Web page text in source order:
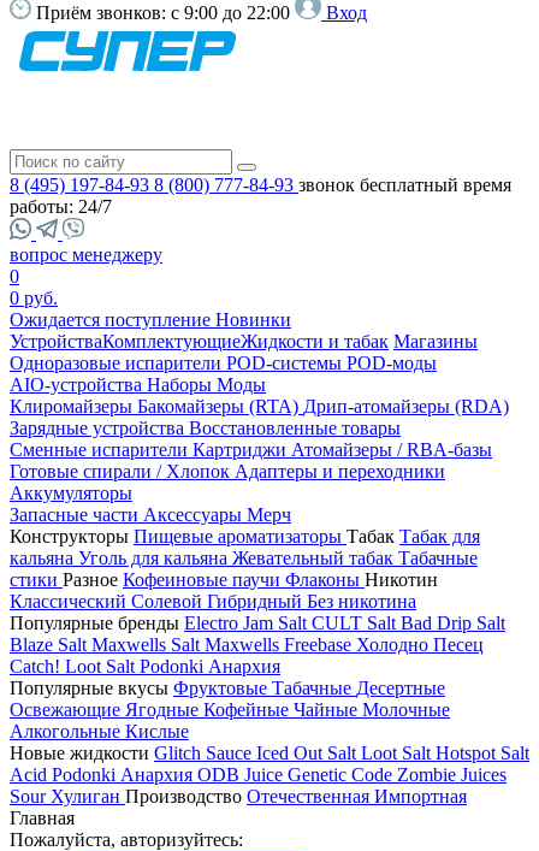
Приём звонков: с 9:00 до 22:00 Вход
8 (495) 197-84-93 8 (800) 777-84-93 звонок бесплатный время
работы: 24/7
вопрос менеджеру
0
0 руб.
Ожидается поступление Новинки
УстройстваКомплектующиеЖидкости и табак Магазины
Одноразовые испарители POD-системы POD-моды
AIO-устройства Наборы Моды
Клиромайзеры Бакомайзеры (RTA) Дрип-атомайзеры (RDA)
Зарядные устройства Восстановленные товары
Сменные испарители Картриджи Атомайзеры / RBA-базы
Готовые спирали / Хлопок Адаптеры и переходники
Аккумуляторы
Запасные части Аксессуары Мерч
Конструкторы Пищевые ароматизаторы Табак Табак для
кальяна Уголь для кальяна Жевательный табак Табачные
стики Разное Кофеиновые паучи Флаконы Никотин
Классический Солевой Гибридный Без никотина
Популярные бренды Electro Jam Salt CULT Salt Bad Drip Salt
Blaze Salt Maxwells Salt Maxwells Freebase Холодно Песец
Catch! Loot Salt Podonki Анархия
Популярные вкусы Фруктовые Табачные Десертные
Освежающие Ягодные Кофейные Чайные Молочные
Алкогольные Кислые
Новые жидкости Glitch Sauce Iced Out Salt Loot Salt Hotspot Salt
Acid Podonki Анархия ODB Juice Genetic Code Zombie Juices
Sour Хулиган Производство Отечественная Импортная
Главная
Пожалуйста, авторизуйтесь: